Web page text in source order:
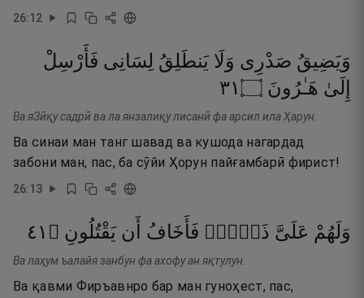
26:12
وَيَضِيقُ صَدْرِى وَلَا يَنطَلِقُ لِسَانِى فَأَرْسِلْ
إِلَىٰ هَـٰرُونَ ۝١٣
Ва яЗӣқу садрӣ ва ла янзалиқу лисанӣ фа арсил ила Ҳарун.
Ва синаи ман танг шавад ва кушода нагардад
забони ман, пас, ба сӯйи Ҳорун пайғамбарӣ фирист!
26:13
وَلَهُمْ عَلَىَّ ذَنۢبٌۭ فَأَخَافُ أَن يَقْتُلُونِ ۝ ١٤
Ва лаҳум ъалайя занбун фа ахофу ан яқтулун.
Ва қавми Фиръавнро бар ман гуноҳест, пас,